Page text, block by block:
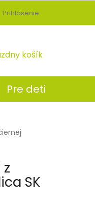
Prihlásenie
košík
Pre deti
SK